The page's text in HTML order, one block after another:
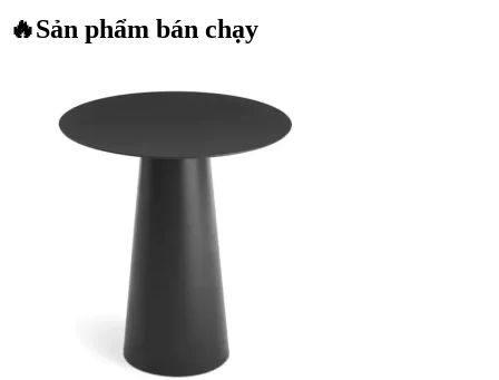
🔥Sản phẩm bán chạy